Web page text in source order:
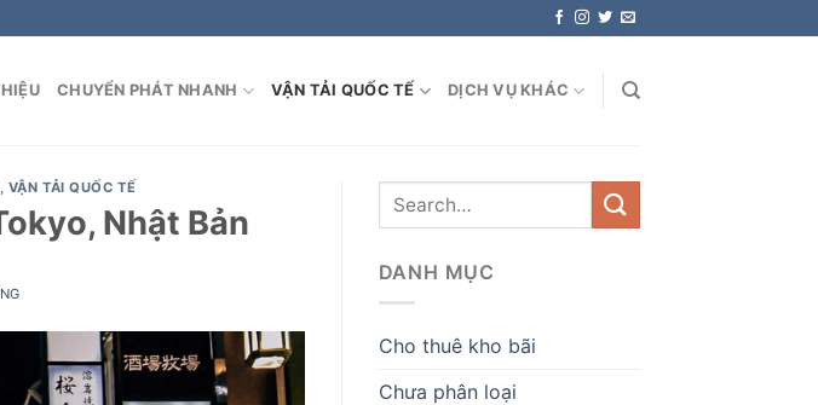
CHUYỂN PHÁT NHANH VẬN TẢI QUỐC TẾ DỊCH VỤ KHÁC
, VẬN TẢI QUỐC TẾ
Nhật Bản
DANH MỤC
Cho thuê kho bãi
Chưa phân loại